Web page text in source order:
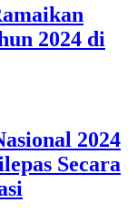
2024 di
2024
Secara